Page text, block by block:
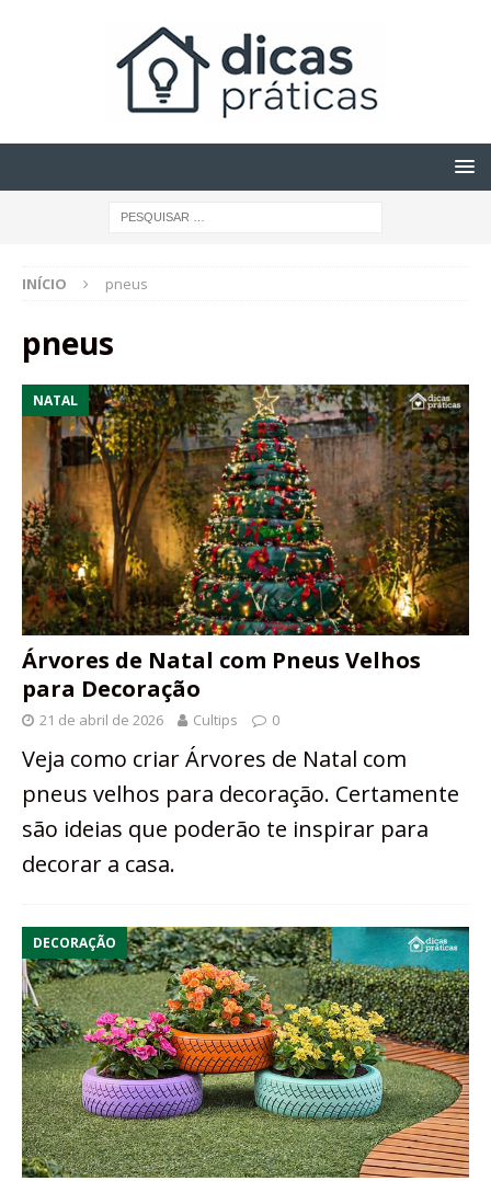
INÍCIO pneus
pneus
NATAL
Árvores de Natal com Pneus Velhos
para Decoração
21 de abril de 2026 Cultips 0
Veja como criar Árvores de Natal com
pneus velhos para decoração. Certamente
são ideias que poderão te inspirar para
decorar a casa.
DECORAÇÃO